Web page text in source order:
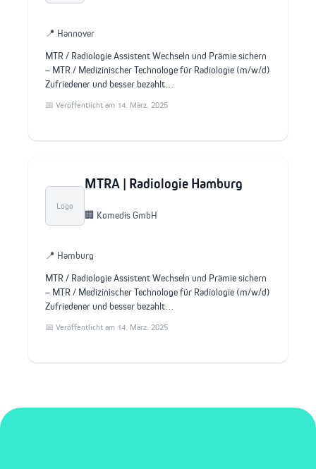
📍 Hannover
MTR / Radiologie Assistent Wechseln und Prämie sichern
– MTR / Medizinischer Technologe für Radiologie (m/w/d)
Zufriedener und besser bezahlt…
📅 Veröffentlicht am 14. März. 2025
Logo
MTRA | Radiologie Hamburg
🏢 Komedis GmbH
📍 Hamburg
MTR / Radiologie Assistent Wechseln und Prämie sichern
– MTR / Medizinischer Technologe für Radiologie (m/w/d)
Zufriedener und besser bezahlt…
📅 Veröffentlicht am 14. März. 2025